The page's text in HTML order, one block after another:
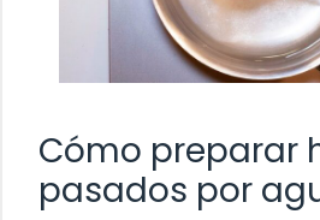
Cómo preparar
pasados por